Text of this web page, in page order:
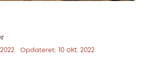
Opdateret: 10 okt. 2022